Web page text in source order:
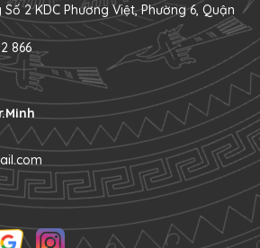
2 KDC Phương Việt, Phường 6, Quận
866